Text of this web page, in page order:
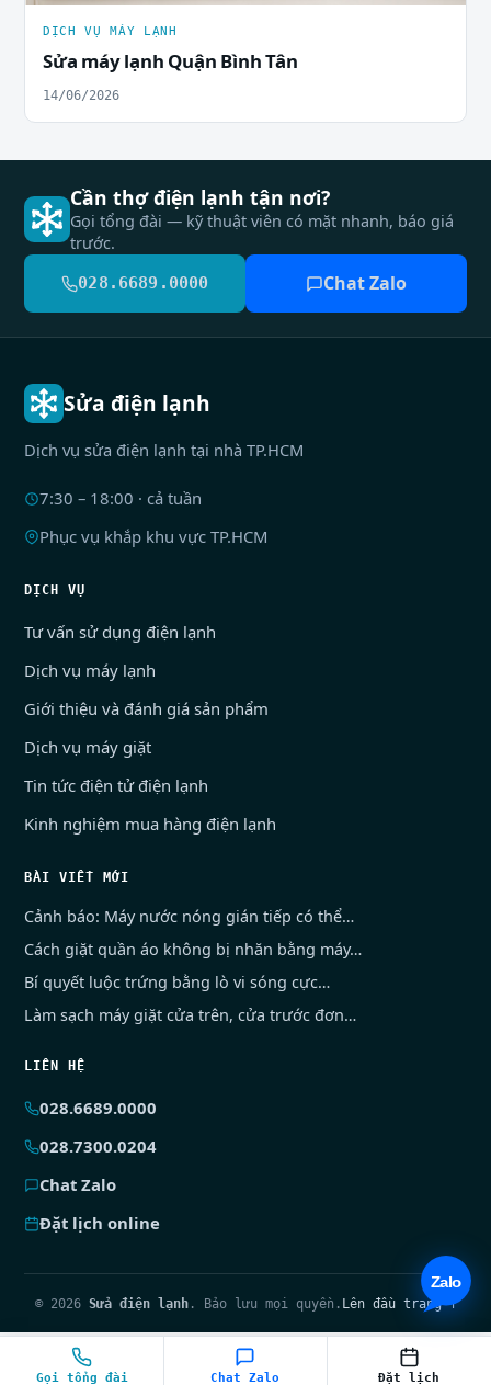
DỊCH VỤ MÁY LẠNH
Sửa máy lạnh Quận Bình Tân
14/06/2026
Cần thợ điện lạnh tận nơi?
Gọi tổng đài — kỹ thuật viên có mặt nhanh, báo giá
trước.
028.6689.0000 Chat Zalo
Sửa điện lạnh
Dịch vụ sửa điện lạnh tại nhà TP.HCM
7:30 – 18:00 · cả tuần
Phục vụ khắp khu vực TP.HCM
DỊCH VỤ
Tư vấn sử dụng điện lạnh
Dịch vụ máy lạnh
Giới thiệu và đánh giá sản phẩm
Dịch vụ máy giặt
Tin tức điện tử điện lạnh
Kinh nghiệm mua hàng điện lạnh
BÀI VIẾT MỚI
Cảnh báo: Máy nước nóng gián tiếp có thể…
Cách giặt quần áo không bị nhăn bằng máy…
Bí quyết luộc trứng bằng lò vi sóng cực…
Làm sạch máy giặt cửa trên, cửa trước đơn…
LIÊN HỆ
028.6689.0000
028.7300.0204
Chat Zalo
Đặt lịch online
© 2026 Sửa điện lạnh. Bảo lưu mọi quyền. Lên đầu trang ↑
Gọi tổng đài Chat Zalo Đặt lịch